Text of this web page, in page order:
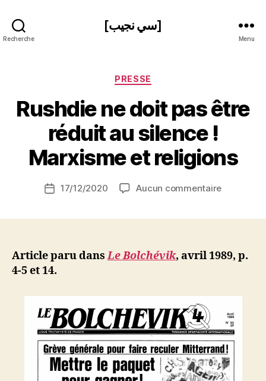
Recherche
[سي نجيب]
Menu
Catégories
PRESSE
Rushdie ne doit pas être
réduit au silence !
Marxisme et religions
de
P
a
S
N
Date17/12/2020 Aucun commentairesur
être
Marxisme
et
religions
Article paru dansLe Bolchévik, avril 1989, p.
4-5 et 14.